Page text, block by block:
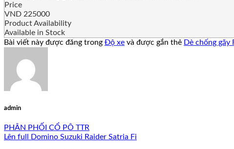
Price
VND 225000
Product Availability
Available in Stock
Bài viết này được đăng trong Độ xe và được gắn thẻ Dè chống gãy
admin
PHÂN PHỐI CỔ PÔ TTR
Lên full Domino Suzuki Raider Satria Fi